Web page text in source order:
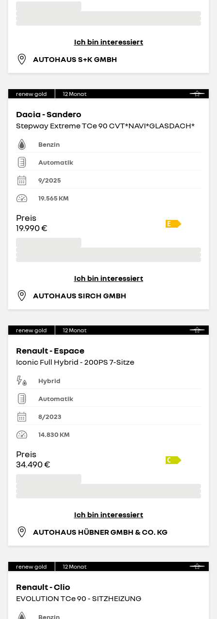
Ich bin interessiert
AUTOHAUS S+K GMBH
renew gold 12Monat
Dacia - Sandero
Stepway Extreme TCe 90 CVT*NAVI*GLASDACH*
Benzin
Automatik
9/2025
19.565 KM
Preis
19.990 €
Ich bin interessiert
AUTOHAUS SIRCH GMBH
renew gold 12Monat
Renault - Espace
Iconic Full Hybrid - 200PS 7-Sitze
Hybrid
Automatik
8/2023
14.830KM
Preis
34.490 €
Ich bin interessiert
AUTOHAUS HÜBNER GMBH & CO. KG
renew gold 12Monat
Renault - Clio
EVOLUTION TCe 90 - SITZHEIZUNG
Benzin